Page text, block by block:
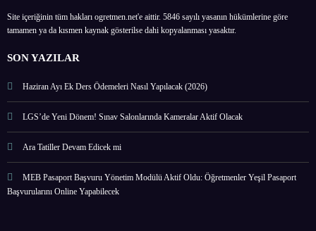
Site içeriğinin tüm hakları ogretmen.net'e aittir. 5846 sayılı yasanın hükümlerine göre
tamamen ya da kısmen kaynak gösterilse dahi kopyalanması yasaktır.
SON YAZILAR
Haziran Ayı Ek Ders Ödemeleri Nasıl Yapılacak (2026)
LGS’de Yeni Dönem! Sınav Salonlarında Kameralar Aktif Olacak
Ara Tatiller Devam Edicek mi
MEB Pasaport Başvuru Yönetim Modülü Aktif Oldu: Öğretmenler Yeşil Pasaport
Başvurularını Online Yapabilecek